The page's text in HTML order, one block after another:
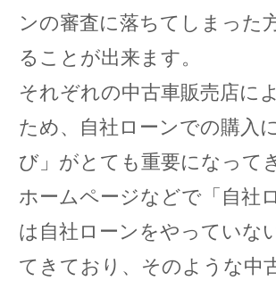
ンの審査に落ちてしまった
ることが出来ます。
それぞれの中古車販売店に
ため、自社ローンでの購入
び」がとても重要になって
ホームページなどで「自社
は自社ローンをやっていな
てきており、そのような中